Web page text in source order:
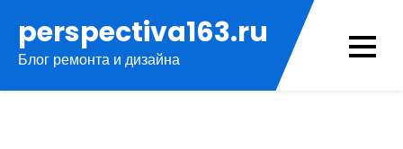
содержимому
perspectiva163.ru
Блог ремонта и дизайна